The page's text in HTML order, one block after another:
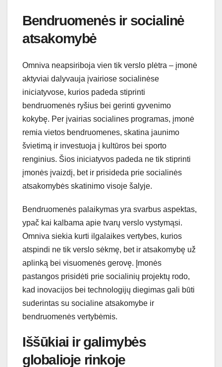
Bendruomenės ir socialinė
atsakomybė
Omniva neapsiriboja vien tik verslo plėtra – įmonė
aktyviai dalyvauja įvairiose socialinėse
iniciatyvose, kurios padeda stiprinti
bendruomenės ryšius bei gerinti gyvenimo
kokybę. Per įvairias socialines programas, įmonė
remia vietos bendruomenes, skatina jaunimo
švietimą ir investuoja į kultūros bei sporto
renginius. Šios iniciatyvos padeda ne tik stiprinti
įmonės įvaizdį, bet ir prisideda prie socialinės
atsakomybės skatinimo visoje šalyje.
Bendruomenės palaikymas yra svarbus aspektas,
ypač kai kalbama apie tvarų verslo vystymąsi.
Omniva siekia kurti ilgalaikes vertybes, kurios
atspindi ne tik verslo sėkmę, bet ir atsakomybę už
aplinką bei visuomenės gerovę. Įmonės
pastangos prisidėti prie socialinių projektų rodo,
kad inovacijos bei technologijų diegimas gali būti
suderintas su socialine atsakomybe ir
bendruomenės vertybėmis.
Iššūkiai ir galimybės
globalioje rinkoje